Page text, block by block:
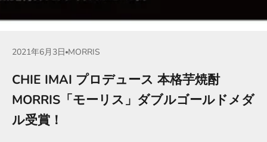
2021年6月3日 MORRIS
CHIE IMAI プロデュース 本格芋焼酎
MORRIS「モーリス」ダブルゴールドメダ
ル受賞！